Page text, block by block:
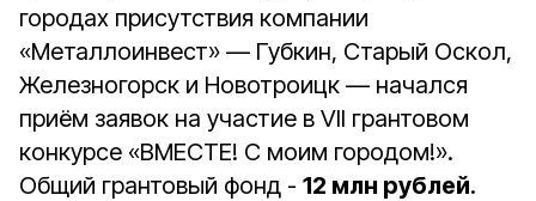
городах присутствия компании
«Металлоинвест» — Губкин, Старый Оскол,
Железногорск и Новотроицк — начался
приём заявок на участие в VII грантовом
конкурсе «ВМЕСТЕ! С моим городом!».
Общий грантовый фонд - 12 млн рублей.